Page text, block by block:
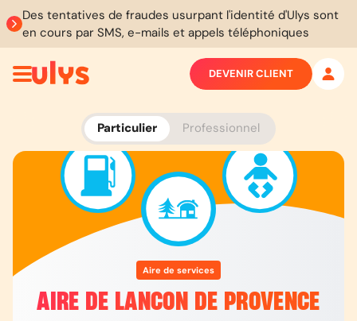
Des tentatives de fraudes usurpant l'identité d'Ulys sont
en cours par SMS, e-mails et appels téléphoniques
Particulier Professionnel
DEVENIR CLIENT
Aire de services
AIRE DE LANCON DE PROVENCE